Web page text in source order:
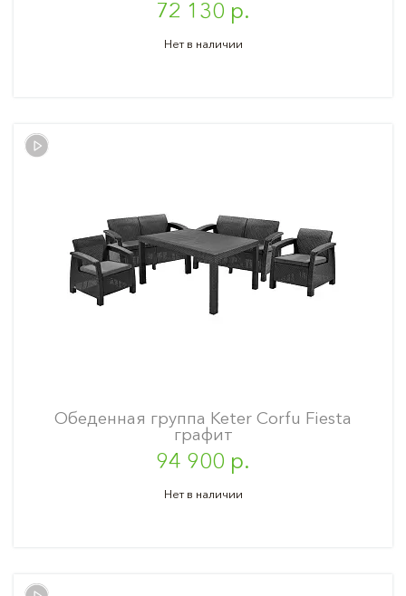
72 130 р.
Нет в наличии
Обеденная группа Keter Corfu Fiesta
графит
94 900 р.
Нет в наличии